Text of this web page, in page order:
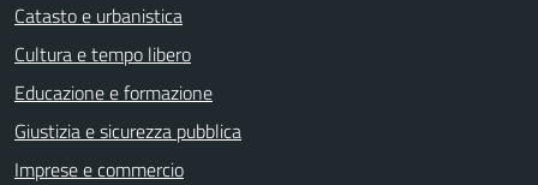
Catasto e urbanistica
Cultura e tempo libero
Educazione e formazione
Giustizia e sicurezza pubblica
Imprese e commercio